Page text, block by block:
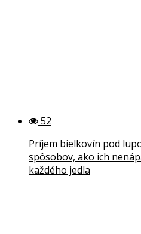
52
Príjem bielkovín pod
spôsobov, ako ich
každého jedla